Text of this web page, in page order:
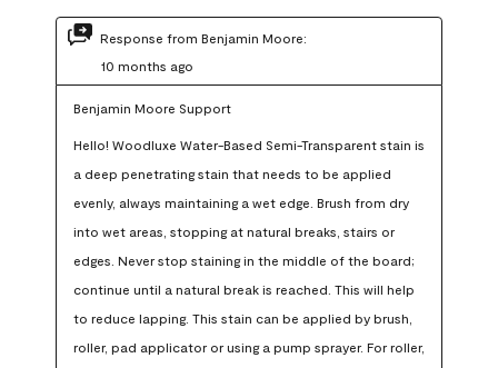
Response from Benjamin Moore:
10 months ago
Benjamin Moore Support
Hello! Woodluxe Water-Based Semi-Transparent stain is
a deep penetrating stain that needs to be applied
evenly, always maintaining a wet edge. Brush from dry
into wet areas, stopping at natural breaks, stairs or
edges. Never stop staining in the middle of the board;
continue until a natural break is reached. This will help
to reduce lapping. This stain can be applied by brush,
roller, pad applicator or using a pump sprayer. For roller,